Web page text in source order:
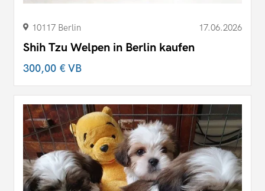
10117 Berlin 17.06.2026
Shih Tzu Welpen in Berlin kaufen
300,00 €VB